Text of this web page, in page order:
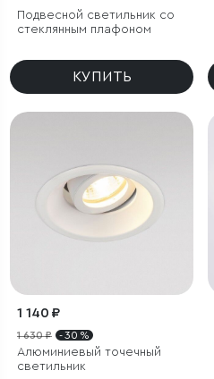
Подвесной светильник со
стеклянным плафоном
КУПИТЬ
1 140 ₽
1 630 ₽ - 30 %
Алюминиевый точечный
светильник